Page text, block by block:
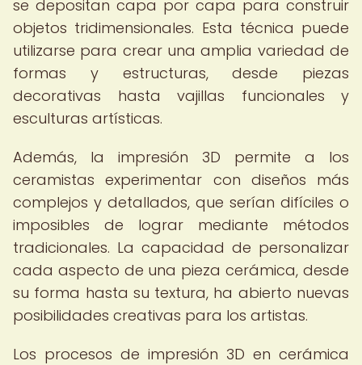
se depositan capa por capa para construir
objetos tridimensionales. Esta técnica puede
utilizarse para crear una amplia variedad de
formas y estructuras, desde piezas
decorativas hasta vajillas funcionales y
esculturas artísticas.
Además, la impresión 3D permite a los
ceramistas experimentar con diseños más
complejos y detallados, que serían difíciles o
imposibles de lograr mediante métodos
tradicionales. La capacidad de personalizar
cada aspecto de una pieza cerámica, desde
su forma hasta su textura, ha abierto nuevas
posibilidades creativas para los artistas.
Los procesos de impresión 3D en cerámica